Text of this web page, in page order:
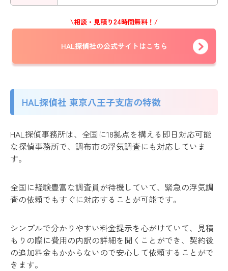
\相談・見積り24時間無料！/
HAL探偵社の公式サイトはこちら
HAL探偵社 東京八王子支店の特徴
HAL探偵事務所は、全国に18拠点を構える即日対応可能
な探偵事務所で、調布市の浮気調査にも対応していま
す。
全国に経験豊富な調査員が待機していて、緊急の浮気調
査の依頼でもすぐに対応することが可能です。
シンプルで分かりやすい料金提示を心がけていて、見積
もりの際に費用の内訳の詳細を聞くことができ、契約後
の追加料金もかからないので安心して依頼することがで
きます。